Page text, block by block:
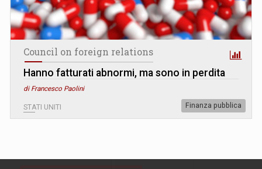
Council on foreign relations
Hanno fatturati abnormi, ma sono in perdita
di Francesco Paolini
STATI UNITI Finanza pubblica